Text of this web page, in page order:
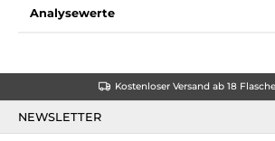
Analysewerte
Kostenloser Versand ab 18
NEWSLETTER